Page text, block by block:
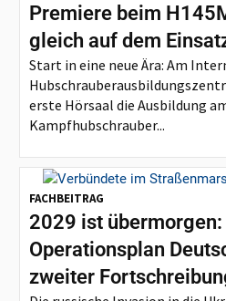
Premiere beim
gleich auf dem
Start in eine neue Ära: Am
erste Hörsaal die Ausbildung
Kampfhubschrauber...
FACHBEITRAG
2029 ist
Operationsplan
zweiter